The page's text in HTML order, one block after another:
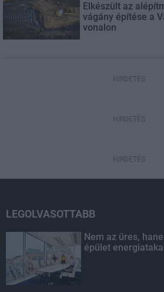
Elkészült az
vágány építése a
vonalon
HIRDETÉS
HIRDETÉS
HIRDETÉS
LEGOLVASOTTABB
Nem az üres,
épület